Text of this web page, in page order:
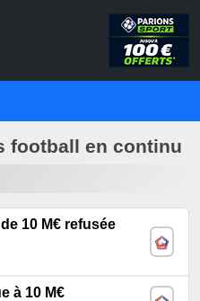
football en continu
10 M€ refusée
à 10 M€